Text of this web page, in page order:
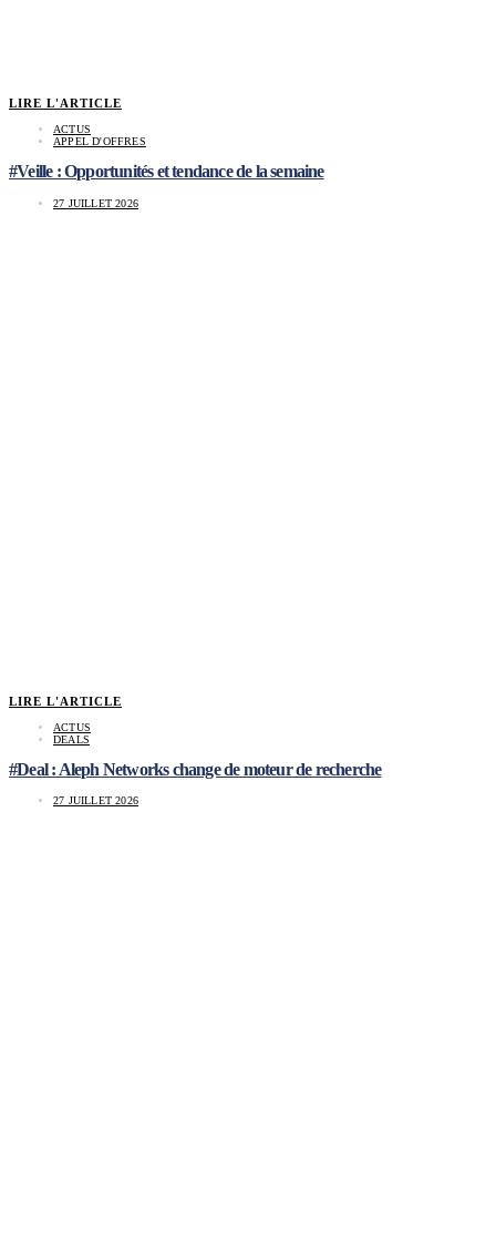
LIRE L'ARTICLE
ACTUS
APPEL D'OFFRES
#Veille : Opportunités et tendance de la semaine
27 JUILLET 2026
LIRE L'ARTICLE
ACTUS
DEALS
#Deal : Aleph Networks change de moteur de recherche
27 JUILLET 2026